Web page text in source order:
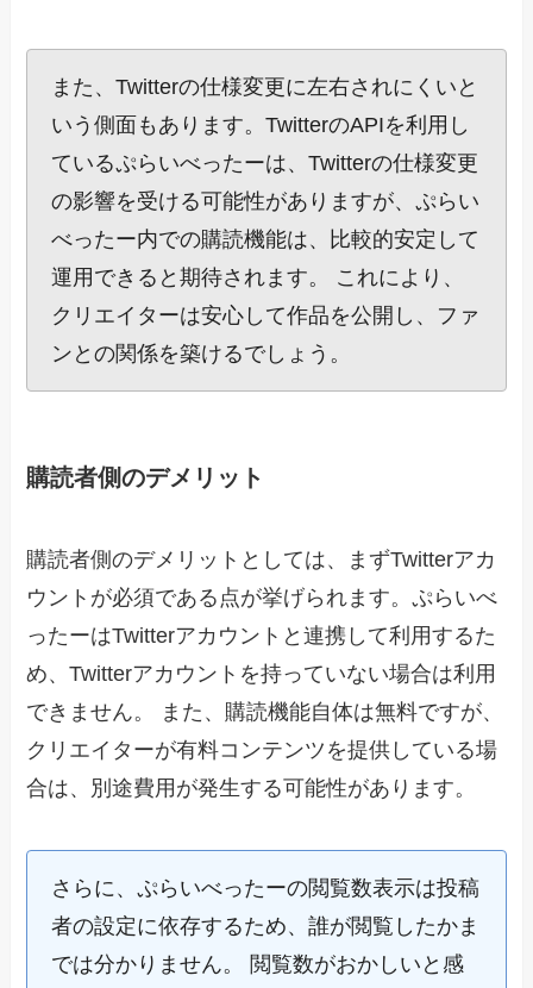
また、Twitterの仕様変更に左右されにくいと
いう側面もあります。TwitterのAPIを利用し
ているぷらいべったーは、Twitterの仕様変更
の影響を受ける可能性がありますが、ぷらい
べったー内での購読機能は、比較的安定して
運用できると期待されます。 これにより、
クリエイターは安心して作品を公開し、ファ
ンとの関係を築けるでしょう。
購読者側のデメリット
購読者側のデメリットとしては、まずTwitterアカ
ウントが必須である点が挙げられます。ぷらいべ
ったーはTwitterアカウントと連携して利用するた
め、Twitterアカウントを持っていない場合は利用
できません。 また、購読機能自体は無料ですが、
クリエイターが有料コンテンツを提供している場
合は、別途費用が発生する可能性があります。
さらに、ぷらいべったーの閲覧数表示は投稿
者の設定に依存するため、誰が閲覧したかま
では分かりません。 閲覧数がおかしいと感